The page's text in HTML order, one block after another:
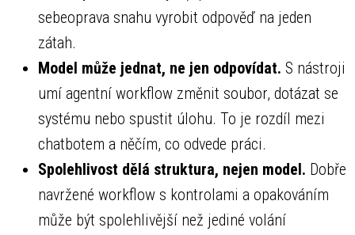
sebeoprava snahu vyrobit odpověď na jeden
zátah.
Model může jednat, ne jen odpovídat. S nástroji
umí agentní workflow změnit soubor, dotázat se
systému nebo spustit úlohu. To je rozdíl mezi
chatbotem a něčím, co odvede práci.
Spolehlivost dělá struktura, nejen model. Dobře
navržené workflow s kontrolami a opakováním
může být spolehlivější než jediné volání